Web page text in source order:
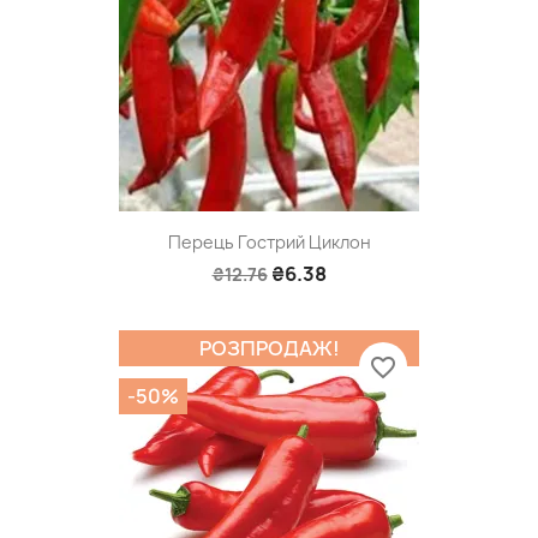
Перець Гострий Циклон
₴12.76 ₴6.38
РОЗПРОДАЖ!
-50%
favorite_border